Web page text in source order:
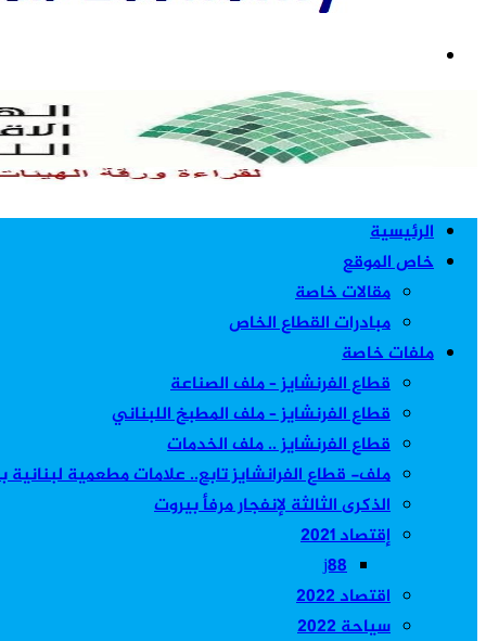
الرئيسية
خاص الموقع
مقالات خاصة
مبادرات القطاع الخاص
ملفات خاصة
قطاع الفرنشايز – ملف الصناعة
قطاع الفرنشايز – ملف المطبخ اللبناني
قطاع الفرنشايز .. ملف الخدمات
ملف- قطاع الفرانشايز تابع.. علامات مطعمية لبنانية
الذكرى الثالثة لإنفجار مرفأ بيروت
إقتصاد 2021
j88
اقتصاد 2022
سياحة 2022